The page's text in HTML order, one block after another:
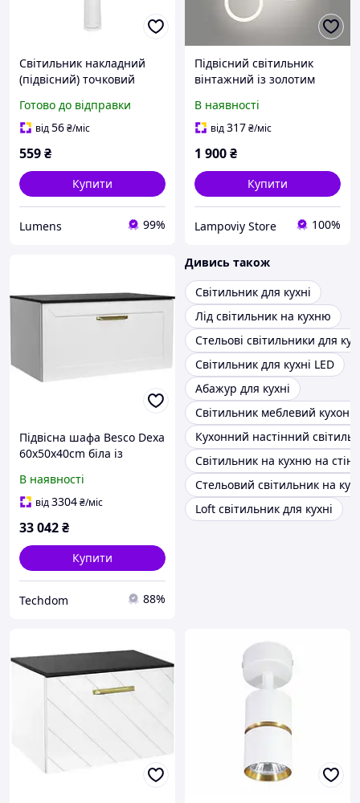
Cвітильник накладний
(підвісний) точковий
білий GU10 IP20 Violux
Готово до відправки
від56₴/міс
559₴
Купити
Lumens 99%
Підвісний світильник
вінтажний із золотим
В наявності
від317₴/міс
1 900₴
Купити
Lampoviy Store 100%
Підвісна шафа Besco Dexa
60x50x40cm біла із
(SUD654BZ)
В наявності
від3304₴/міс
33 042₴
Купити
Techdom 88%
Дивись також
Світильник для кухні
Лід світильник на кухню
Стельові світильники для
Світильник для кухні LED
Абажур для кухні
Світильник меблевий
Кухонний настінний
Світильник на кухню на стіну
Стельовий світильник на
Loft світильник для кухні